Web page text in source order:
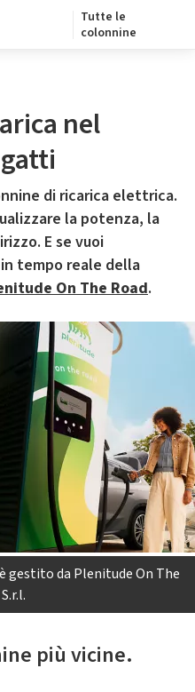
Tutte le
colonnine
nel
di ricarica elettrica.
la potenza, la
E se vuoi
tempo reale della
On The Road.
da Plenitude On The
più vicine.